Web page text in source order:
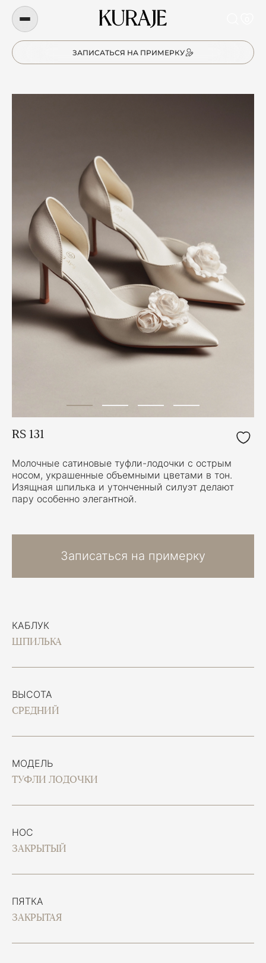
ЗАПИСАТЬСЯ НА ПРИМЕРКУ
КАБЛУК
ШПИЛЬКА
ВЫСОТА
СРЕДНИЙ
МОДЕЛЬ
ТУФЛИ ЛОДОЧКИ
НОС
ЗАКРЫТЫЙ
ПЯТКА
ЗАКРЫТАЯ
RS 131
Молочные сатиновые туфли-лодочки с острым
носом, украшенные объемными цветами в тон.
Изящная шпилька и утонченный силуэт делают
пару особенно элегантной.
Записаться на примерку